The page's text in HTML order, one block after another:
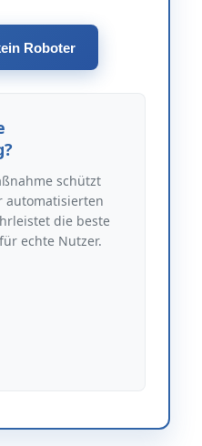
Roboter
schützt
automatisierten
die beste
echte Nutzer.